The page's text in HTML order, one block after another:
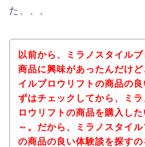
た、、、
以前から、ミラノスタイル
商品に興味があったんだけど
イルブロウリフトの商品の良
ずはチェックしてから、ミ
ロウリフトの商品を購入し
～。だから、ミラノスタイル
の商品の良い体験談を探すの